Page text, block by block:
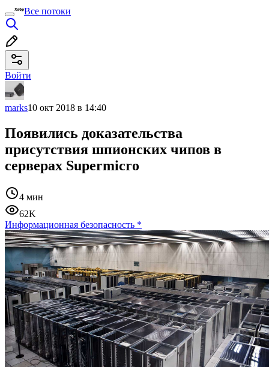
Все потоки
Войти
marks10 окт 2018 в 14:40
Появились доказательства
присутствия шпионских чипов в
серверах Supermicro
4 мин
62K
Информационная безопасность *